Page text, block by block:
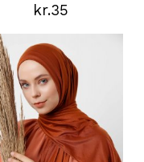
kr.35